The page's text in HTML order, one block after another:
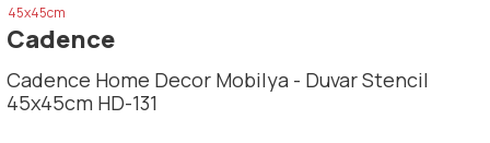
Cadence
Cadence Home Decor Mobilya - Duvar Stencil
45x45cm HD-131